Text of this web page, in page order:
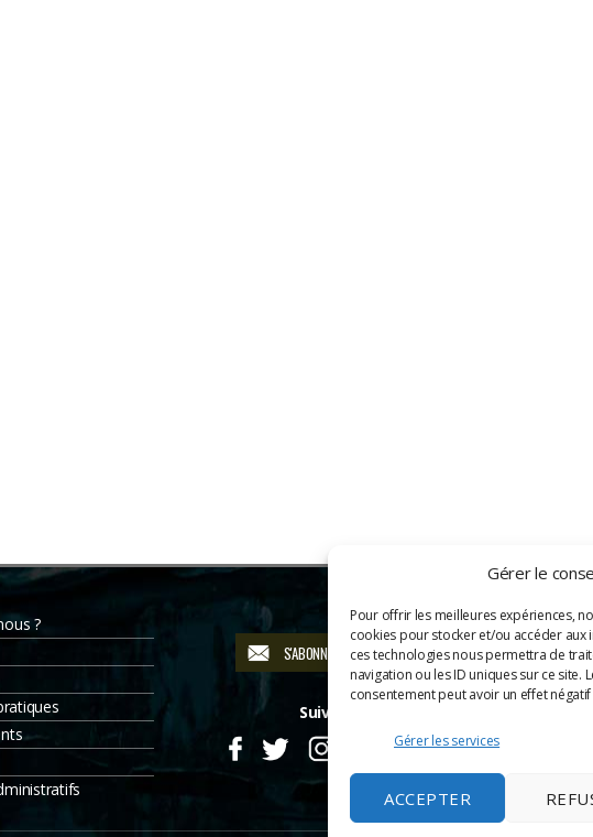
Gérer le
Pour offrir les meilleures expériences,
cookies pour stocker et/ou accéder
ces technologies nous permettra de
navigation ou les ID uniques sur ce
consentement peut avoir un effet
Gérer les services
ACCEPTER
?
S'ABONNER À LA NEWSLETTER
Suivez-nous